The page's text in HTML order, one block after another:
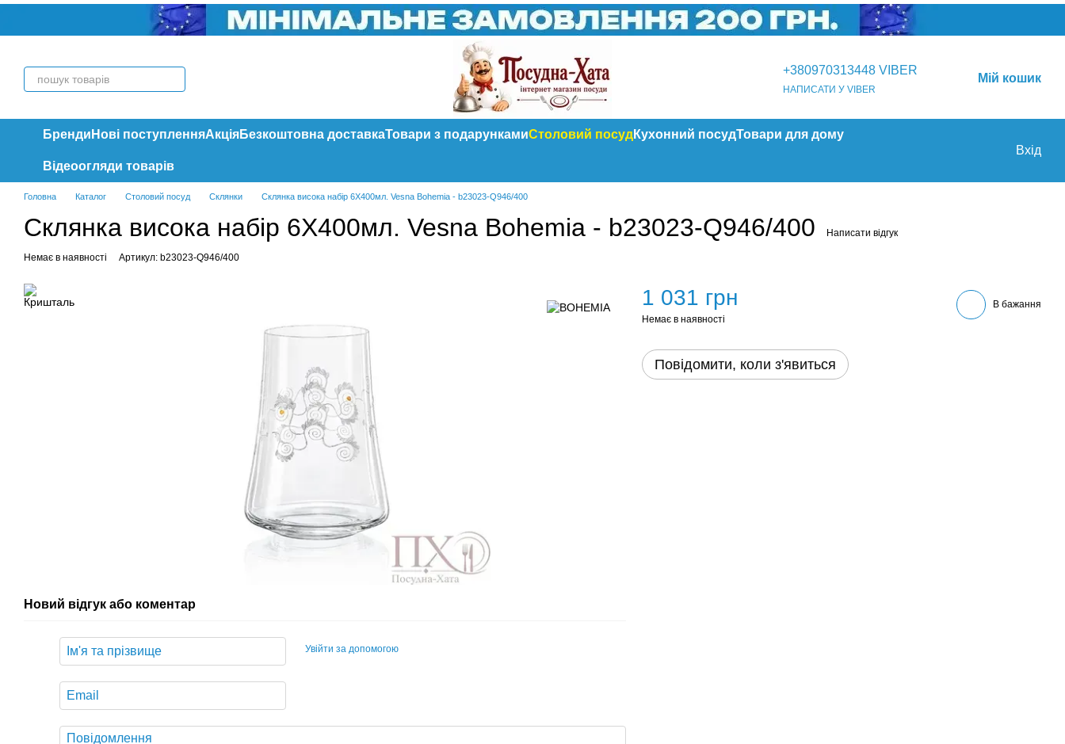
Перейти до основного контенту
+380970313448 VIBER
НАПИСАТИ У VIBER
Мій кошик
Бренди Нові поступленняАкціяБезкоштовна доставкаТовари з подарункамиСтоловий посудКухонний посудТовари для дому
Відеоогляди товарів
Вхід
Головна Каталог Столовий посуд Склянки Склянка висока набір 6Х400мл. Vesna Bohemia - b23023-Q946/400
Склянка висока набір 6Х400мл. Vesna Bohemia - b23023-Q946/400 Написати відгук
Немає в наявності Артикул: b23023-Q946/400
Новий відгук або коментар
Увійти за допомогою
1 031 грн
Немає в наявності
В бажання
Повідомити, коли з'явиться